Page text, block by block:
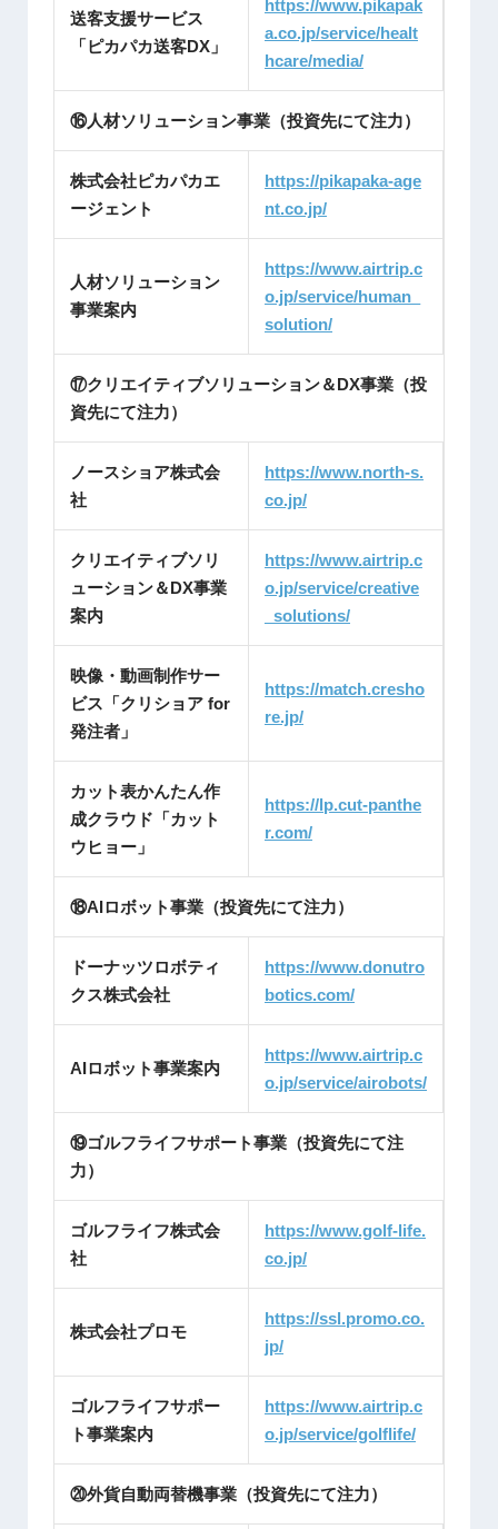
送客支援サービス
「ピカパカ送客DX」
https://www.pikapak
a.co.jp/service/healt
hcare/media/
⑯人材ソリューション事業（投資先にて注力）
株式会社ピカパカエ
ージェント
https://pikapaka-age
nt.co.jp/
人材ソリューション
事業案内
https://www.airtrip.c
o.jp/service/human_
solution/
⑰クリエイティブソリューション＆DX事業（投
資先にて注力）
ノースショア株式会
社
https://www.north-s.
co.jp/
クリエイティブソリ
ューション＆DX事業
案内
https://www.airtrip.c
o.jp/service/creative
_solutions/
映像・動画制作サー
ビス「クリショア for
発注者」
https://match.cresho
re.jp/
カット表かんたん作
成クラウド「カット
ウヒョー」
https://lp.cut-panthe
r.com/
⑱AIロボット事業（投資先にて注力）
ドーナッツロボティ
クス株式会社
https://www.donutro
botics.com/
AIロボット事業案内
https://www.airtrip.c
o.jp/service/airobots/
⑲ゴルフライフサポート事業（投資先にて注
力）
ゴルフライフ株式会
社
https://www.golf-life.
co.jp/
株式会社プロモ
https://ssl.promo.co.
jp/
ゴルフライフサポー
ト事業案内
https://www.airtrip.c
o.jp/service/golflife/
⑳外貨自動両替機事業（投資先にて注力）